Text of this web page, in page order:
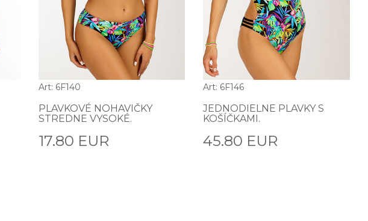
Art: 6F140
PLAVKOVÉ NOHAVIČKY
STREDNE VYSOKÉ.
17.80 EUR
Art: 6F146
JEDNODIELNE PLAVKY S
KOŠÍČKAMI.
45.80 EUR